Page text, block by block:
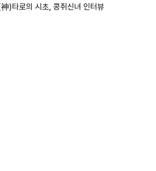
)타로의 시초, 콩쥐신녀 인터뷰